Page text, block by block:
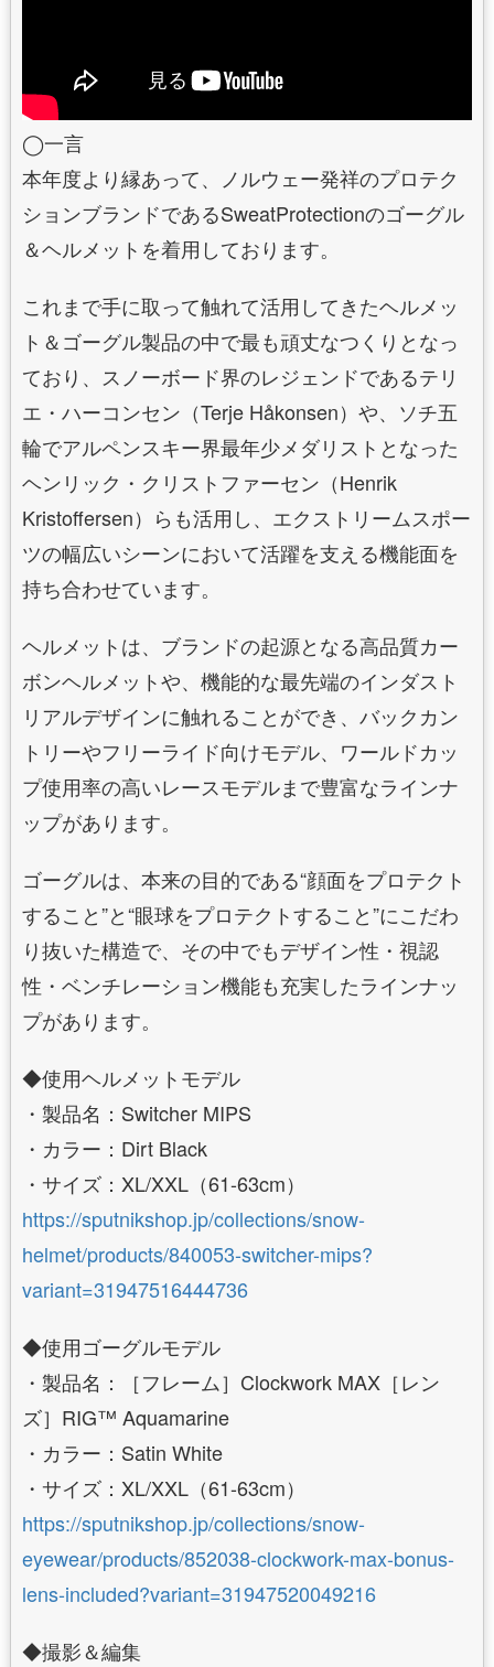
◯一言
本年度より縁あって、ノルウェー発祥のプロテク
ションブランドであるSweatProtectionのゴーグル
＆ヘルメットを着用しております。
これまで手に取って触れて活用してきたヘルメッ
ト＆ゴーグル製品の中で最も頑丈なつくりとなっ
ており、スノーボード界のレジェンドであるテリ
エ・ハーコンセン（Terje Håkonsen）や、ソチ五
輪でアルペンスキー界最年少メダリストとなった
ヘンリック・クリストファーセン（Henrik
Kristoffersen）らも活用し、エクストリームスポー
ツの幅広いシーンにおいて活躍を支える機能面を
持ち合わせています。
ヘルメットは、ブランドの起源となる高品質カー
ボンヘルメットや、機能的な最先端のインダスト
リアルデザインに触れることができ、バックカン
トリーやフリーライド向けモデル、ワールドカッ
プ使用率の高いレースモデルまで豊富なラインナ
ップがあります。
ゴーグルは、本来の目的である“顔面をプロテクト
すること”と“眼球をプロテクトすること”にこだわ
り抜いた構造で、その中でもデザイン性・視認
性・ベンチレーション機能も充実したラインナッ
プがあります。
◆使用ヘルメットモデル
・製品名：Switcher MIPS
・カラー：Dirt Black
・サイズ：XL/XXL（61-63cm）
https://sputnikshop.jp/collections/snow-
helmet/products/840053-switcher-mips?
variant=31947516444736
◆使用ゴーグルモデル
・製品名：［フレーム］Clockwork MAX［レン
ズ］RIG™ Aquamarine
・カラー：Satin White
・サイズ：XL/XXL（61-63cm）
https://sputnikshop.jp/collections/snow-
eyewear/products/852038-clockwork-max-bonus-
lens-included?variant=31947520049216
◆撮影＆編集